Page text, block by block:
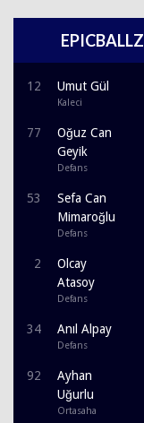
EPICBALLZ
12 Umut Gül
Kaleci
77
Oğuz Can
Geyik
Defans
53
Sefa Can
Mimaroğlu
Defans
2
Olcay
Atasoy
Defans
34 Anıl Alpay
Defans
92
Ayhan
Uğurlu
Ortasaha